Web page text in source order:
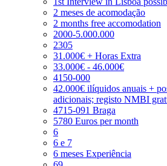
2 meses de acomodação
2 months free accomodation
2000-5.000.000
2305
31.000€ + Horas Extra
33.000€ - 46.000€
4150-000
42.000€ ilíquidos anuais +
adicionais; registo NMBI
4715-091 Braga
5780 Euros per month
6
6 e 7
6 meses Experiência